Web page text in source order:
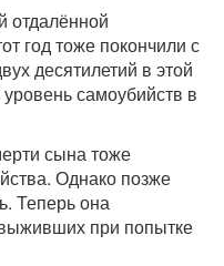
отдалённой
год тоже покончили с
десятилетий в этой
самоубийств в
сына тоже
Однако позже
Теперь она
при попытке